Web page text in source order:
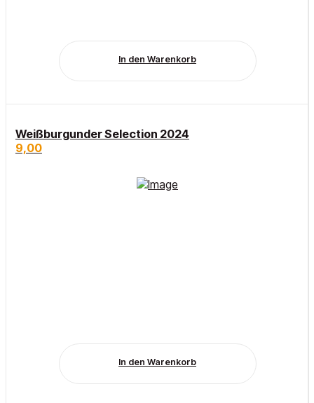
In den Warenkorb
Weißburgunder Selection 2024
9,00
In den Warenkorb